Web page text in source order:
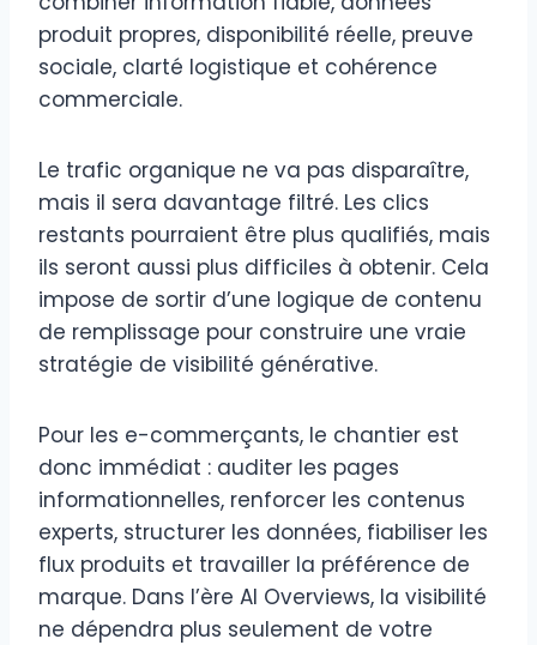
produit propres, disponibilité réelle, preuve
sociale, clarté logistique et cohérence
commerciale.
Le trafic organique ne va pas disparaître,
mais il sera davantage filtré. Les clics
restants pourraient être plus qualifiés, mais
ils seront aussi plus difficiles à obtenir. Cela
impose de sortir d’une logique de contenu
de remplissage pour construire une vraie
stratégie de visibilité générative.
Pour les e-commerçants, le chantier est
donc immédiat : auditer les pages
informationnelles, renforcer les contenus
experts, structurer les données, fiabiliser les
flux produits et travailler la préférence de
marque. Dans l’ère AI Overviews, la visibilité
ne dépendra plus seulement de votre